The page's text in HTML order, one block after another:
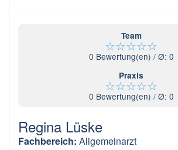
Team
☆☆☆☆☆
0 Bewertung(en) / Ø: 0
Praxis
☆☆☆☆☆
0 Bewertung(en) / Ø: 0
Regina Lüske
Fachbereich: Allgemeinarzt